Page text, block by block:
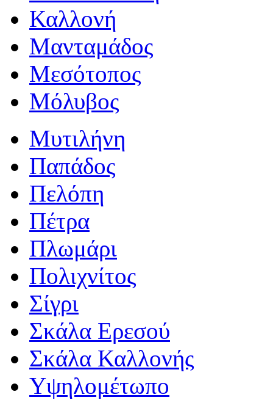
Καλλονή
Μανταμάδος
Μεσότοπος
Μόλυβος
Μυτιλήνη
Παπάδος
Πελόπη
Πέτρα
Πλωμάρι
Πολιχνίτος
Σίγρι
Σκάλα Ερεσού
Σκάλα Καλλονής
Υψηλομέτωπο